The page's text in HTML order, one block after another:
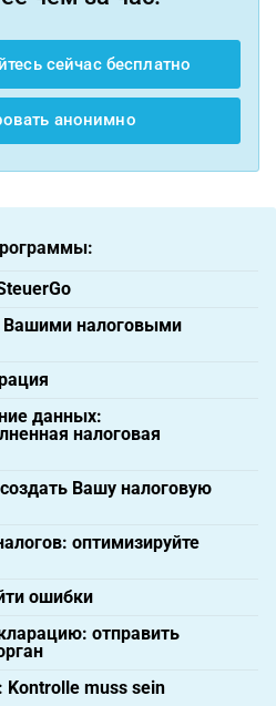
сейчас бесплатно
анонимно
Вашими налоговыми
данных:
налоговая
Вашу налоговую
оптимизируйте
ошибки
отправить
Kontrolle muss sein